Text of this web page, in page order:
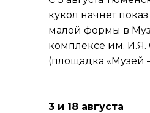
кукол начнет
малой формы в
комплексе им. И.Я.
(площадка «Музей
3 и 18 августа